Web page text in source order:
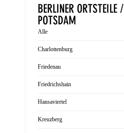
BERLINER ORTSTEILE /
POTSDAM
Alle
Charlottenburg
Friedenau
Friedrichshain
Hansaviertel
Kreuzberg